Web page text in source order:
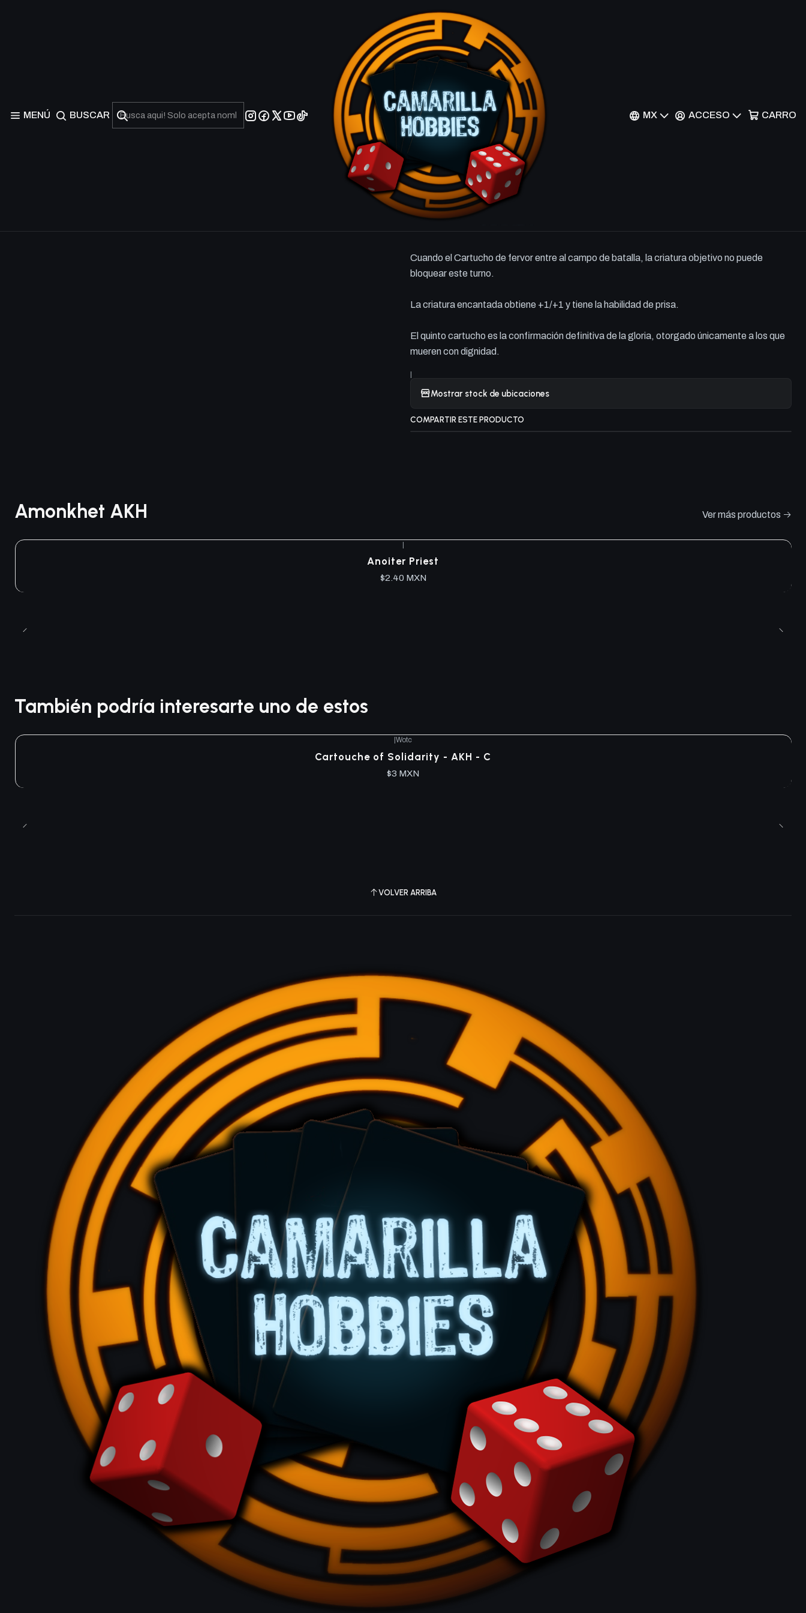
MENÚ BUSCAR MX ACCESO CARRO
Cartouche of Zeal - AKH - C
VERSIÓN
Ingles Español
Agregar al Carrito
DESCRIPCIÓN
Encantamiento — Aura cartucho
Cuando el Cartucho de fervor entre al campo de batalla, la criatura objetivo no puede
bloquear este turno.
La criatura encantada obtiene +1/+1 y tiene la habilidad de prisa.
El quinto cartucho es la confirmación definitiva de la gloria, otorgado únicamente a los que
mueren con dignidad.
|
Mostrar stock de ubicaciones
COMPARTIR ESTE PRODUCTO
Amonkhet AKH Ver más productos
Anoiter Priest
$2.40 MXN
También podría interesarte uno de estos
Wotc
Cartouche of Solidarity - AKH - C
$3 MXN
VOLVER ARRIBA